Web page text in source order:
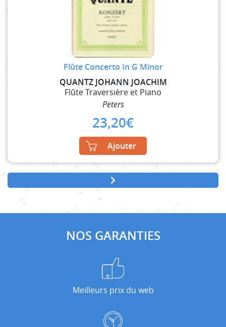
Flûte Concerto In G Minor
QUANTZ JOHANN JOACHIM
Flûte Traversière et Piano
Peters
23,20€
Ajouter
NOS GARANTIES
Meilleurs prix du web